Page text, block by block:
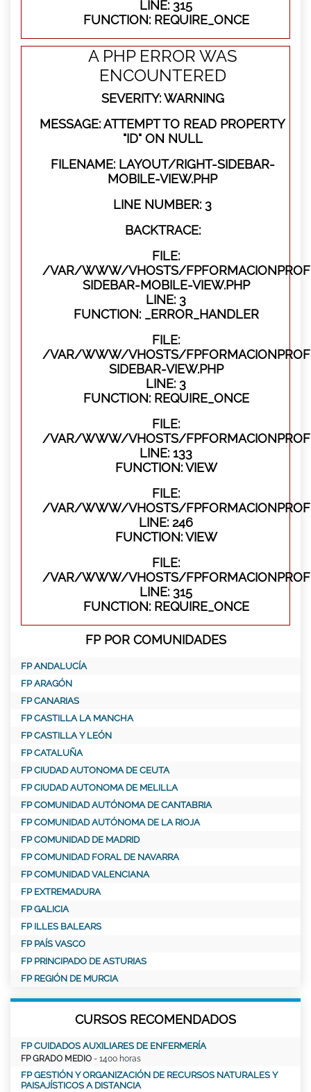
LINE: 315
FUNCTION: REQUIRE_ONCE
A PHP ERROR WAS
ENCOUNTERED
SEVERITY: WARNING
MESSAGE: ATTEMPT TO READ PROPERTY
"ID" ON NULL
FILENAME: LAYOUT/RIGHT-SIDEBAR-
MOBILE-VIEW.PHP
LINE NUMBER: 3
BACKTRACE:
FILE:
/VAR/WWW/VHOSTS/
SIDEBAR-MOBILE-VIEW.PHP
LINE: 3
FUNCTION: _ERROR_HANDLER
FILE:
/VAR/WWW/VHOSTS/
SIDEBAR-VIEW.PHP
LINE: 3
FUNCTION: REQUIRE_ONCE
FILE:
/VAR/WWW/VHOSTS/
LINE: 133
FUNCTION: VIEW
FILE:
/VAR/WWW/VHOSTS/
LINE: 246
FUNCTION: VIEW
FILE:
/VAR/WWW/VHOSTS/
LINE: 315
FUNCTION: REQUIRE_ONCE
FP POR COMUNIDADES
FP ANDALUCÍA
FP ARAGÓN
FP CANARIAS
FP CASTILLA LA MANCHA
FP CASTILLA Y LEÓN
FP CATALUÑA
FP CIUDAD AUTONOMA DE CEUTA
FP CIUDAD AUTONOMA DE MELILLA
FP COMUNIDAD AUTÓNOMA DE CANTABRIA
FP COMUNIDAD AUTÓNOMA DE LA RIOJA
FP COMUNIDAD DE MADRID
FP COMUNIDAD FORAL DE NAVARRA
FP COMUNIDAD VALENCIANA
FP EXTREMADURA
FP GALICIA
FP ILLES BALEARS
FP PAÍS VASCO
FP PRINCIPADO DE ASTURIAS
FP REGIÓN DE MURCIA
CURSOS RECOMENDADOS
FP CUIDADOS AUXILIARES DE ENFERMERÍA
FP GRADO MEDIO - 1400 horas
FP GESTIÓN Y ORGANIZACIÓN DE RECURSOS NATURALES Y
PAISAJÍSTICOS A DISTANCIA